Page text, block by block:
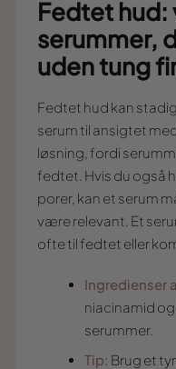
Fedtet
serummer,
uden tung
Fedtet hud kan
serum til ansigtet
løsning, fordi
fedtet. Hvis du også
porer, kan et serum
være relevant. Et
ofte til fedtet eller
Ingredienser
niacinamid
serummer.
Tip: Brug et